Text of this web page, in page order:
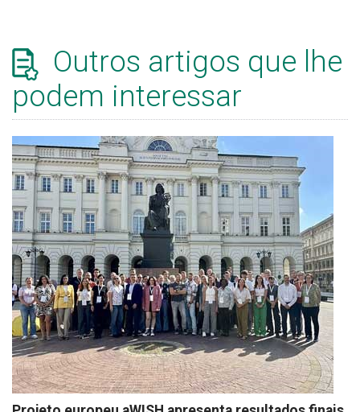
Outros artigos que lhe
podem interessar